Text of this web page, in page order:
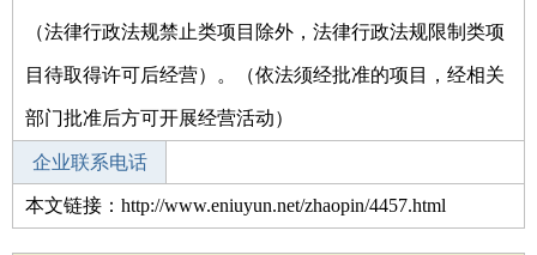
（法律行政法规禁止类项目除外，法律行政法规限制类项
目待取得许可后经营）。（依法须经批准的项目，经相关
部门批准后方可开展经营活动）
企业联系电话
本文链接：http://www.eniuyun.net/zhaopin/4457.html